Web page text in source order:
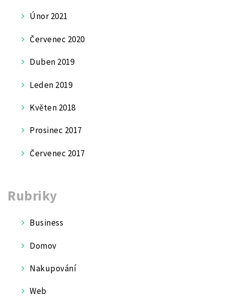
Únor 2021
Červenec 2020
Duben 2019
Leden 2019
Květen 2018
Prosinec 2017
Červenec 2017
Rubriky
Business
Domov
Nakupování
Web